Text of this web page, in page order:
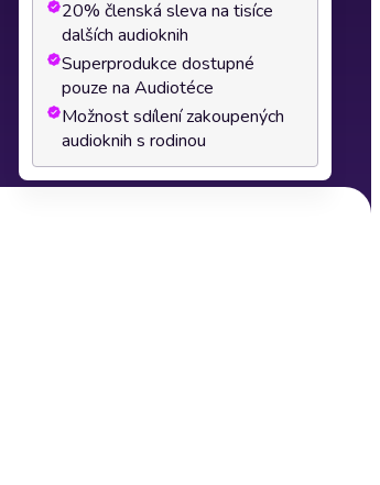
20% členská sleva na tisíce
dalších audioknih
Superprodukce dostupné
pouze na Audiotéce
Možnost sdílení zakoupených
audioknih s rodinou